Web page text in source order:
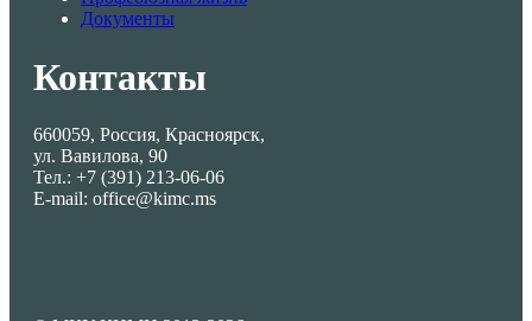
Документы
Контакты
660059, Россия, Красноярск,
ул. Вавилова, 90
Тел.: +7 (391) 213-06-06
E-mail: office@kimc.ms